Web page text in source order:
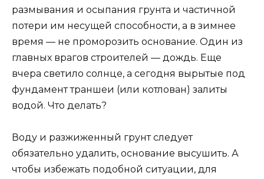
размывания и осыпания грунта и частичной
потери им несущей способности, а в зимнее
время — не проморозить основание. Один из
главных врагов строителей — дождь. Еще
вчера светило солнце, а сегодня вырытые под
фундамент траншеи (или котлован) залиты
водой. Что делать?
Воду и разжиженный грунт следует
обязательно удалить, основание высушить. А
чтобы избежать подобной ситуации, для